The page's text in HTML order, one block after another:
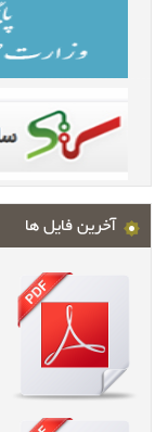
آخرین فایل ها